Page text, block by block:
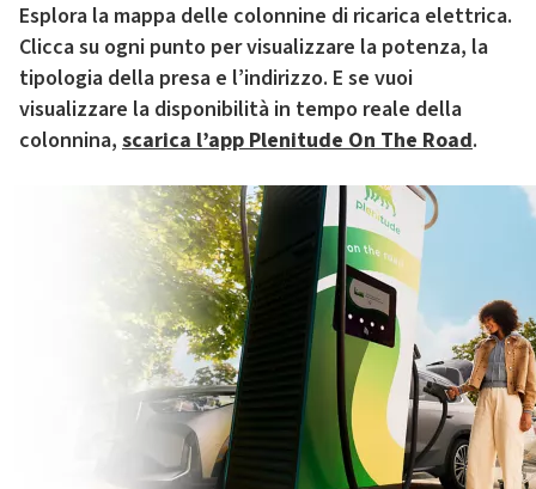
Esplora la mappa delle colonnine di ricarica elettrica.
Clicca su ogni punto per visualizzare la potenza, la
tipologia della presa e l’indirizzo. E se vuoi
visualizzare la disponibilità in tempo reale della
colonnina, scarica l’app Plenitude On The Road.